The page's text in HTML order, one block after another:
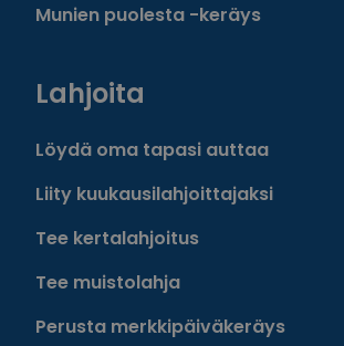
Munien puolesta -keräys
Lahjoita
Löydä oma tapasi auttaa
Liity kuukausilahjoittajaksi
Tee kertalahjoitus
Tee muistolahja
Perusta merkkipäiväkeräys